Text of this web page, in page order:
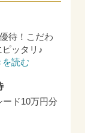
待！こだわ
ッタリ♪
を読む
ド10万円分